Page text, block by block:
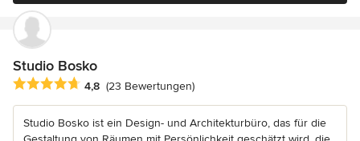
Studio Bosko
Durchschnittliche Bewertung: 4.8 von 5 Sternen
4,8 (23 Bewertungen)
Studio Bosko ist ein Design- und Architekturbüro, das für die